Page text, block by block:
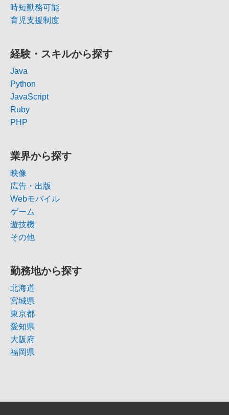
時短勤務可能
育児支援制度
経験・スキルから探す
Java
Python
JavaScript
Ruby
PHP
業界から探す
映像
広告・出版
Webモバイル
ゲーム
遊技機
その他
勤務地から探す
北海道
宮城県
東京都
愛知県
大阪府
福岡県